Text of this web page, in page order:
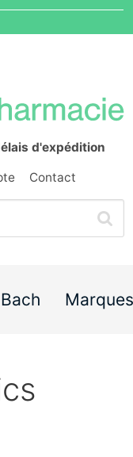
d'expédition
Contact
Marques